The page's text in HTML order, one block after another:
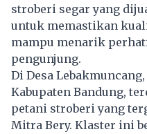
stroberi segar yang
untuk memastikan
mampu menarik
pengunjung.
Di Desa
Kabupaten Bandung,
petani stroberi yang
Mitra Bery. Klaster ini